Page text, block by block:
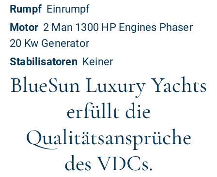
BlueSun Luxury Yachts
erfüllt die
Qualitätsansprüche
des VDCs.